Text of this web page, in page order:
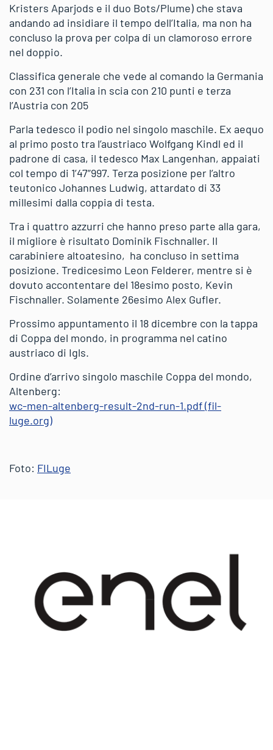
Kristers Aparjods e il duo Bots/Plume) che stava
andando ad insidiare il tempo dell’Italia, ma non ha
concluso la prova per colpa di un clamoroso errore
nel doppio.
Classifica generale che vede al comando la Germania
con 231 con l’Italia in scia con 210 punti e terza
l’Austria con 205
Parla tedesco il podio nel singolo maschile. Ex aequo
al primo posto tra l’austriaco Wolfgang Kindl ed il
padrone di casa, il tedesco Max Langenhan, appaiati
col tempo di 1’47”997. Terza posizione per l’altro
teutonico Johannes Ludwig, attardato di 33
millesimi dalla coppia di testa.
Tra i quattro azzurri che hanno preso parte alla gara,
il migliore è risultato Dominik Fischnaller. Il
carabiniere altoatesino, ha concluso in settima
posizione. Tredicesimo Leon Felderer, mentre si è
dovuto accontentare del 18esimo posto, Kevin
Fischnaller. Solamente 26esimo Alex Gufler.
Prossimo appuntamento il 18 dicembre con la tappa
di Coppa del mondo, in programma nel catino
austriaco di Igls.
Ordine d’arrivo singolo maschile Coppa del mondo,
Altenberg:
wc-men-altenberg-result-2nd-run-1.pdf (fil-
luge.org)
Foto: FILuge